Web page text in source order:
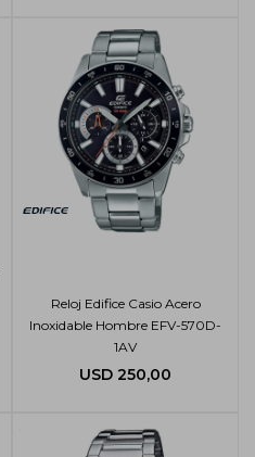
Reloj Edifice Casio Acero
Inoxidable Hombre EFV-570D-
1AV
USD 250,00